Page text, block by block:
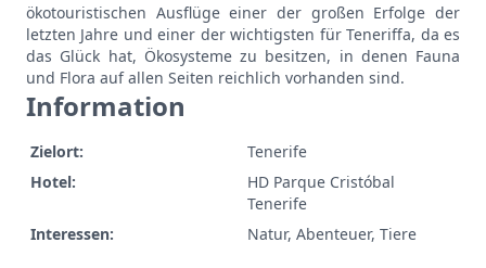
ökotouristischen Ausflüge einer der großen Erfolge der
letzten Jahre und einer der wichtigsten für Teneriffa, da es
das Glück hat, Ökosysteme zu besitzen, in denen Fauna
und Flora auf allen Seiten reichlich vorhanden sind.
Information
Zielort:
Tenerife
Hotel:
HD Parque Cristóbal
Tenerife
Interessen:
Natur, Abenteuer, Tiere